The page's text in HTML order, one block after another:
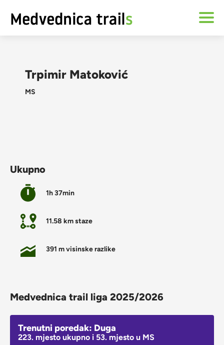
Trpimir Matoković
MS
Ukupno
1h 37min
11.58 km staze
391 m visinske razlike
Medvednica trail liga 2025/2026
Trenutni poredak: Duga
223. mjesto ukupno i 53. mjesto u MS